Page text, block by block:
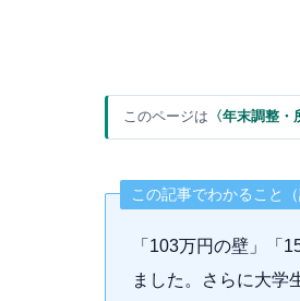
このページは 〈年末調整・
この記事でわかること
「103万円の壁」「
ました。さらに大学